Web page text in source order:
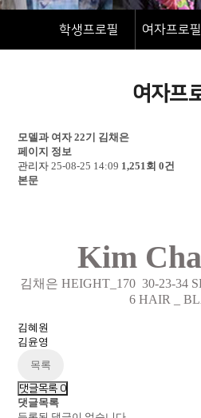
학생프로필
여자프
모델과 여자 22기 김채은
페이지 정보
관리자 25-08-25 14:09 1,251회 0건
본문
Kim
김채은 HEIGHT_170 30-23-34
6 HAIR _
김혜원
김윤영
목록
댓글목록 0
댓글목록